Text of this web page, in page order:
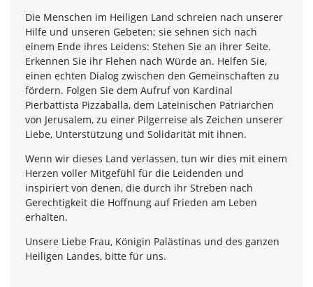
Die Menschen im Heiligen Land schreien nach unserer
Hilfe und unseren Gebeten; sie sehnen sich nach
einem Ende ihres Leidens: Stehen Sie an ihrer Seite.
Erkennen Sie ihr Flehen nach Würde an. Helfen Sie,
einen echten Dialog zwischen den Gemeinschaften zu
fördern. Folgen Sie dem Aufruf von Kardinal
Pierbattista Pizzaballa, dem Lateinischen Patriarchen
von Jerusalem, zu einer Pilgerreise als Zeichen unserer
Liebe, Unterstützung und Solidarität mit ihnen.
Wenn wir dieses Land verlassen, tun wir dies mit einem
Herzen voller Mitgefühl für die Leidenden und
inspiriert von denen, die durch ihr Streben nach
Gerechtigkeit die Hoffnung auf Frieden am Leben
erhalten.
Unsere Liebe Frau, Königin Palästinas und des ganzen
Heiligen Landes, bitte für uns.